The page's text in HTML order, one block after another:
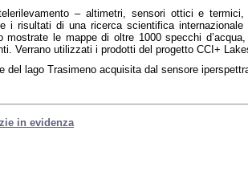
– altimetri, sensori ottici e
i risultati di una ricerca scientifica
mostrate le mappe di oltre 1000 specchi
Verrano utilizzati i prodotti del progetto CCI+
del lago Trasimeno acquisita dal sensore
in evidenza